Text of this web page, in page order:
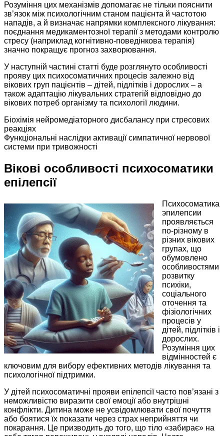
Розуміння цих механізмів допомагає не тільки пояснити
зв’язок між психологічним станом пацієнта й частотою
нападів, а й визначає напрямки комплексного лікування:
поєднання медикаментозної терапії з методами контролю
стресу (наприклад когнітивно-поведінкова терапія)
значно покращує прогноз захворювання.
У наступній частині статті буде розглянуто особливості
прояву цих психосоматичних процесів залежно від
вікових груп пацієнтів – дітей, підлітків і дорослих – а
також адаптацію лікувальних стратегій відповідно до
вікових потреб організму та психології людини.
Біохімія нейромедіаторного дисбалансу при стресових
реакціях
Функціональні наслідки активації симпатичної нервової
системи при тривожності
Вікові особливості психосоматики
епілепсії
Психосоматика
эпилепсии
проявляється
по-різному в
різних вікових
групах, що
обумовлено
особливостями
розвитку
психіки,
соціального
оточення та
фізіологічних
процесів у
дітей, підлітків і
дорослих.
Розуміння цих
відмінностей є
ключовим для вибору ефективних методів лікування та
психологічної підтримки.
У дітей психосоматичні прояви епілепсії часто пов’язані з
неможливістю виразити свої емоції або внутрішні
конфлікти. Дитина може не усвідомлювати свої почуття
або боятися їх показати через страх неприйняття чи
покарання. Це призводить до того, що тіло «забирає» на